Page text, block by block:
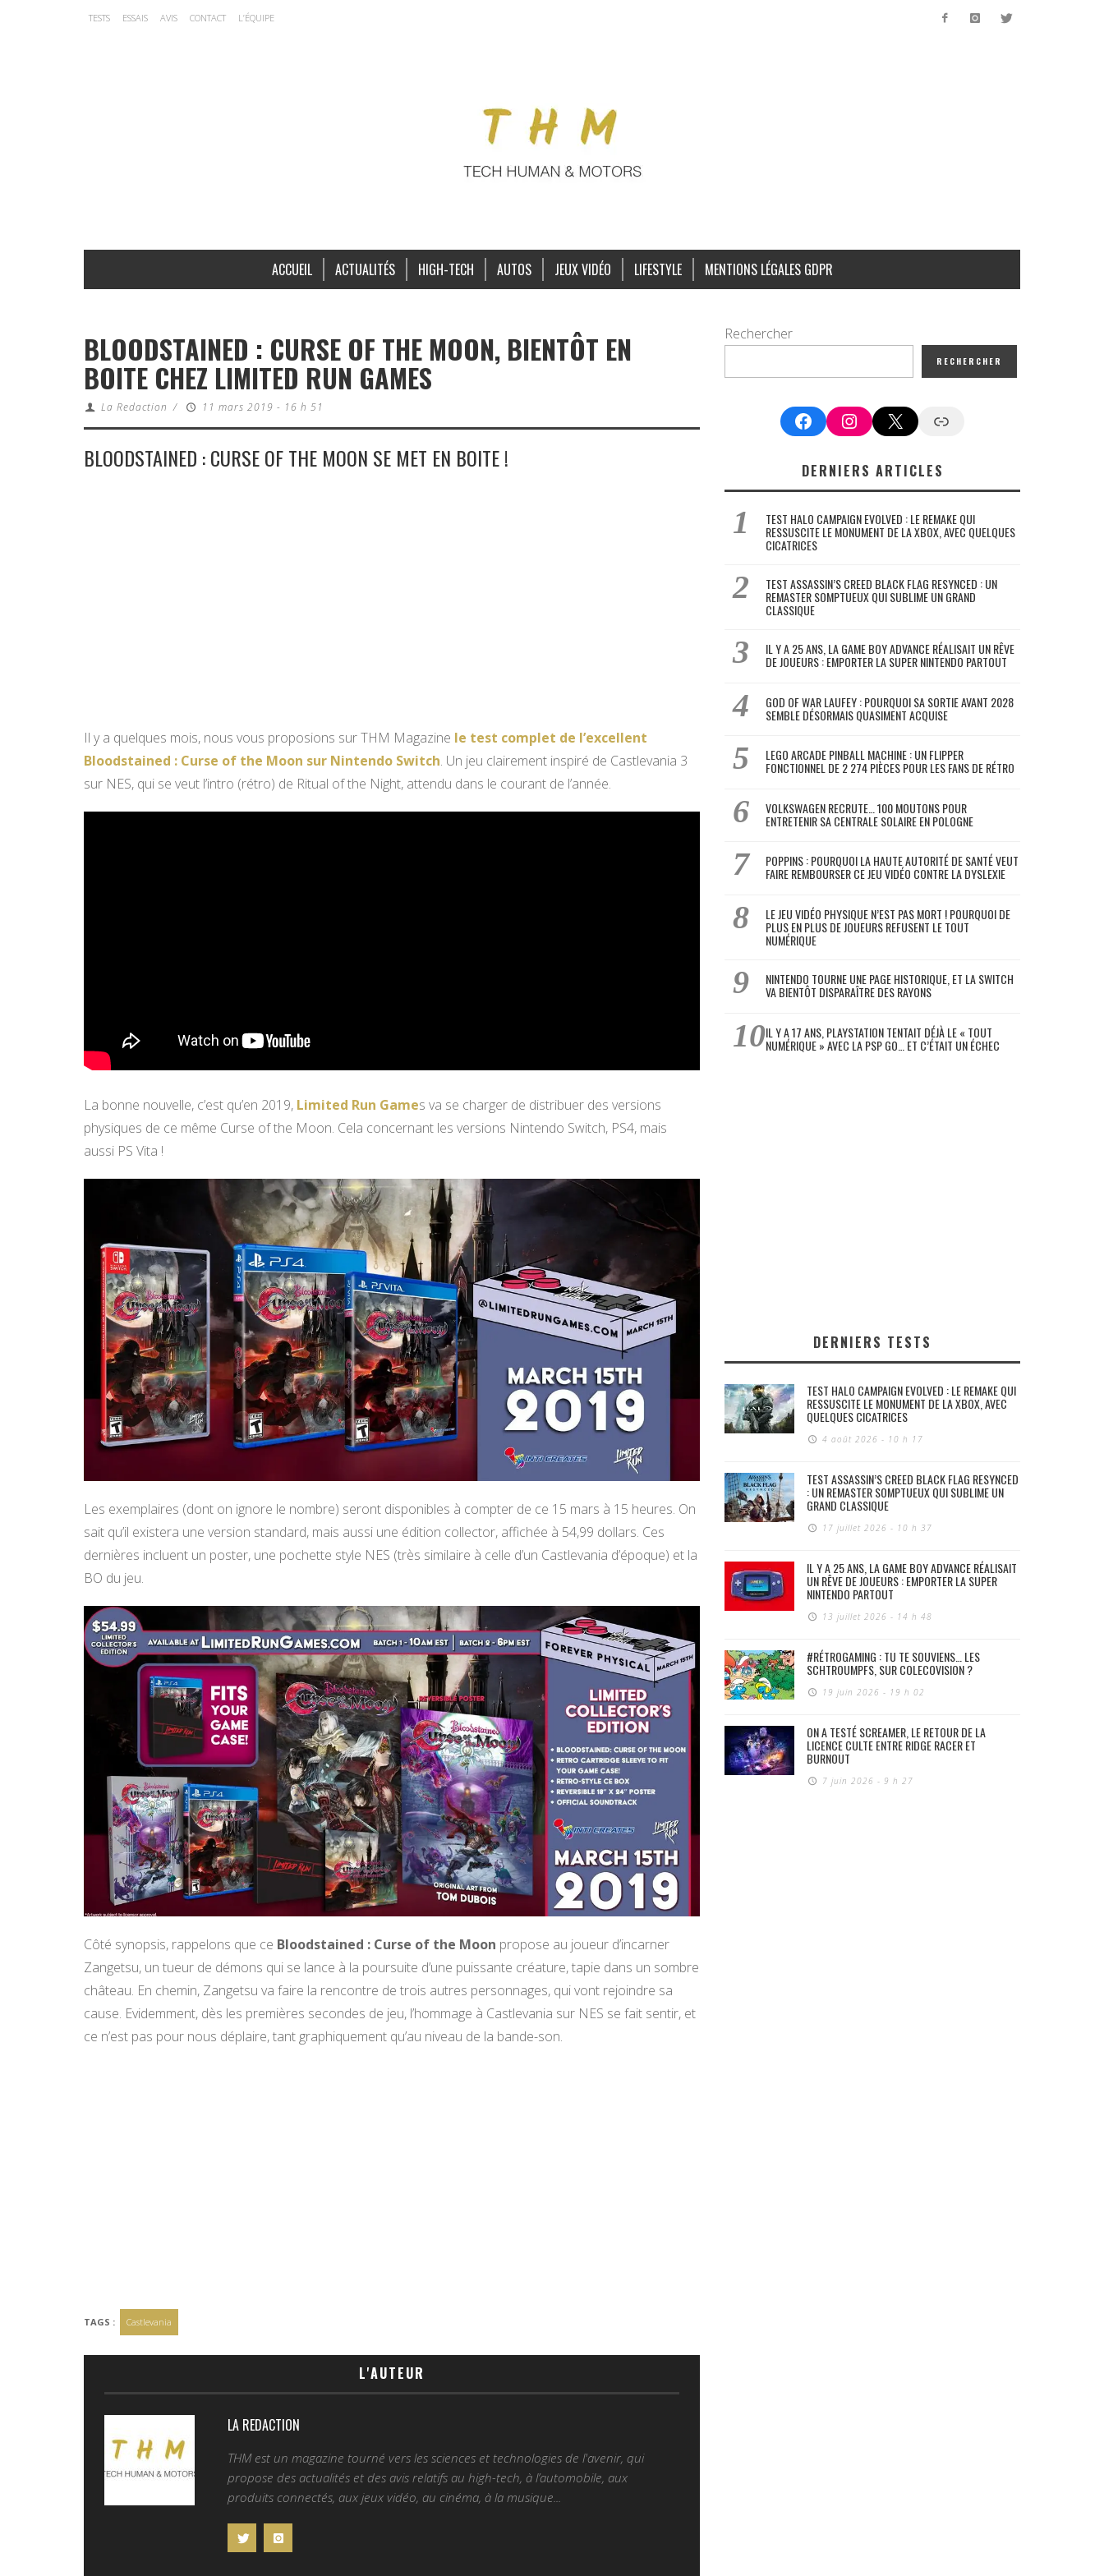
TESTS ESSAIS AVIS CONTACT L’ÉQUIPE
ACCUEIL ACTUALITÉS HIGH-TECH AUTOS JEUX VIDÉO LIFESTYLE MENTIONS LÉGALES GDPR
BLOODSTAINED : CURSE OF THE MOON, BIENTÔT EN
BOITE CHEZ LIMITED RUN GAMES
La Redaction / 11 mars 2019 - 16 h 51
BLOODSTAINED : CURSE OF THE MOON SE MET EN BOITE !
Il y a quelques mois, nous vous proposions sur THM Magazine le test complet de l’excellent
Bloodstained : Curse of the Moon sur Nintendo Switch. Un jeu clairement inspiré de Castlevania 3
sur NES, qui se veut l’intro (rétro) de Ritual of the Night, attendu dans le courant de l’année.
La bonne nouvelle, c’est qu’en 2019, Limited Run Games va se charger de distribuer des versions
physiques de ce même Curse of the Moon. Cela concernant les versions Nintendo Switch, PS4, mais
aussi PS Vita !
Les exemplaires (dont on ignore le nombre) seront disponibles à compter de ce 15 mars à 15 heures. On
sait qu’il existera une version standard, mais aussi une édition collector, affichée à 54,99 dollars. Ces
dernières incluent un poster, une pochette style NES (très similaire à celle d’un Castlevania d’époque) et la
BO du jeu.
Côté synopsis, rappelons que ce Bloodstained : Curse of the Moon propose au joueur d’incarner
Zangetsu, un tueur de démons qui se lance à la poursuite d’une puissante créature, tapie dans un sombre
château. En chemin, Zangetsu va faire la rencontre de trois autres personnages, qui vont rejoindre sa
cause. Evidemment, dès les premières secondes de jeu, l’hommage à Castlevania sur NES se fait sentir, et
ce n’est pas pour nous déplaire, tant graphiquement qu’au niveau de la bande-son.
TAGS : Castlevania
L'AUTEUR
LA REDACTION
THM est un magazine tourné vers les sciences et technologies de l'avenir, qui
propose des actualités et des avis relatifs au high-tech, à l’automobile, aux
produits connectés, aux jeux vidéo, au cinéma, à la musique...
Rechercher
RECHERCHER
FacebookInstagram
X Google News
DERNIERS ARTICLES
TEST HALO CAMPAIGN EVOLVED : LE REMAKE QUI
RESSUSCITE LE MONUMENT DE LA XBOX, AVEC QUELQUES
CICATRICES
TEST ASSASSIN’S CREED BLACK FLAG RESYNCED : UN
REMASTER SOMPTUEUX QUI SUBLIME UN GRAND
CLASSIQUE
IL Y A 25 ANS, LA GAME BOY ADVANCE RÉALISAIT UN RÊVE
DE JOUEURS : EMPORTER LA SUPER NINTENDO PARTOUT
GOD OF WAR LAUFEY : POURQUOI SA SORTIE AVANT 2028
SEMBLE DÉSORMAIS QUASIMENT ACQUISE
LEGO ARCADE PINBALL MACHINE : UN FLIPPER
FONCTIONNEL DE 2 274 PIÈCES POUR LES FANS DE RÉTRO
VOLKSWAGEN RECRUTE… 100 MOUTONS POUR
ENTRETENIR SA CENTRALE SOLAIRE EN POLOGNE
POPPINS : POURQUOI LA HAUTE AUTORITÉ DE SANTÉ VEUT
FAIRE REMBOURSER CE JEU VIDÉO CONTRE LA DYSLEXIE
LE JEU VIDÉO PHYSIQUE N’EST PAS MORT ! POURQUOI DE
PLUS EN PLUS DE JOUEURS REFUSENT LE TOUT
NUMÉRIQUE
NINTENDO TOURNE UNE PAGE HISTORIQUE, ET LA SWITCH
VA BIENTÔT DISPARAÎTRE DES RAYONS
IL Y A 17 ANS, PLAYSTATION TENTAIT DÉJÀ LE « TOUT
NUMÉRIQUE » AVEC LA PSP GO… ET C’ÉTAIT UN ÉCHEC
DERNIERS TESTS
TEST HALO CAMPAIGN EVOLVED : LE REMAKE QUI
RESSUSCITE LE MONUMENT DE LA XBOX, AVEC
QUELQUES CICATRICES
4 août 2026 - 10 h 17
TEST ASSASSIN’S CREED BLACK FLAG RESYNCED
: UN REMASTER SOMPTUEUX QUI SUBLIME UN
GRAND CLASSIQUE
17 juillet 2026 - 10 h 37
IL Y A 25 ANS, LA GAME BOY ADVANCE RÉALISAIT
UN RÊVE DE JOUEURS : EMPORTER LA SUPER
NINTENDO PARTOUT
13 juillet 2026 - 14 h 48
#RÉTROGAMING : TU TE SOUVIENS… LES
SCHTROUMPFS, SUR COLECOVISION ?
19 juin 2026 - 19 h 02
ON A TESTÉ SCREAMER, LE RETOUR DE LA
LICENCE CULTE ENTRE RIDGE RACER ET
BURNOUT
7 juin 2026 - 9 h 27